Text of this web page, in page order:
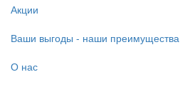
Акции
Ваши выгоды - наши преимущества
О нас